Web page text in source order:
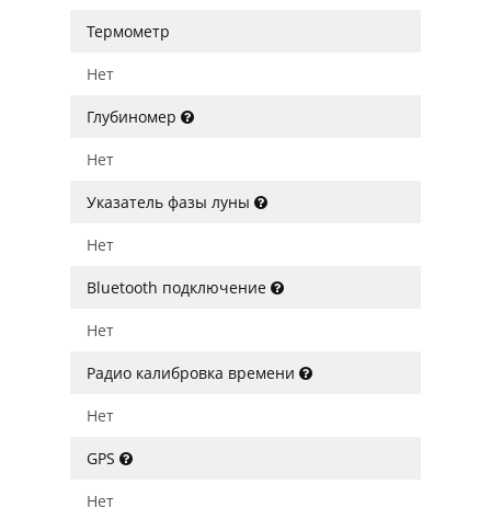
Термометр
Нет
Глубиномер
Нет
Указатель фазы луны
Нет
Bluetooth подключение
Нет
Радио калибровка времени
Нет
GPS
Нет